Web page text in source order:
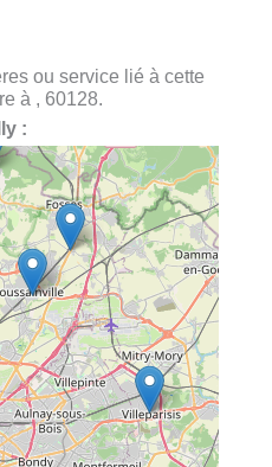
ou service lié à cette
à , 60128.
: